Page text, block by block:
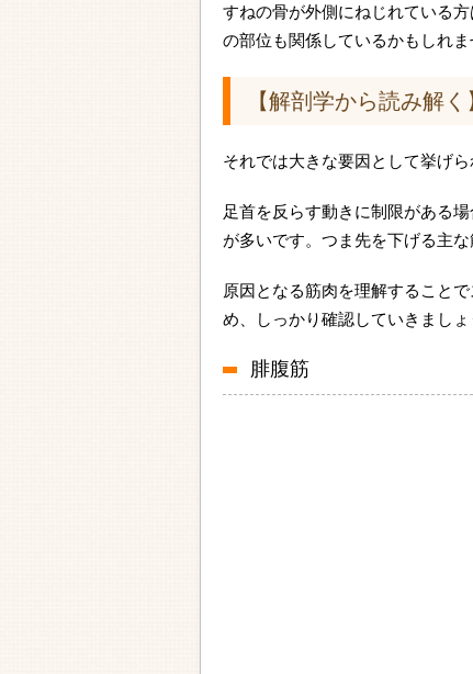
すねの骨が外側にねじれている
の部位も関係しているかもしれま
【解剖学から読み解
それでは大きな要因として挙げ
足首を反らす動きに制限がある
が多いです。つま先を下げる主
原因となる筋肉を理解すること
め、しっかり確認していきましょ
腓腹筋